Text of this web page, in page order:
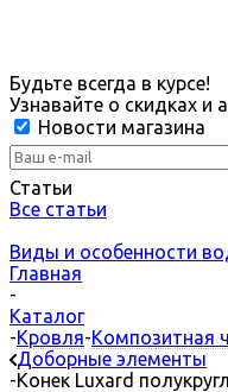
Будьте всегда в курсе!
Узнавайте о скидках и
Новости магазина
Статьи
Все статьи
Виды и особенности
Главная
-
Каталог
-Кровля-Композитная
Доборные элементы
-Конек Luxard